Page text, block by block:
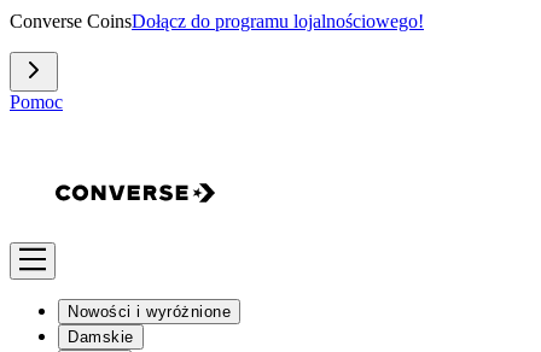
Converse CoinsDołącz do programu lojalnościowego!
Pomoc
Nowości i wyróżnione
Damskie